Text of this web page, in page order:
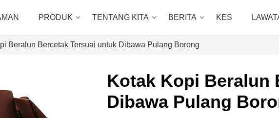
PRODUK TENTANG KITA BERITA KES
Beralun Bercetak Tersuai untuk Dibawa Pulang Borong
Kotak Kopi Beralun
Dibawa Pulang